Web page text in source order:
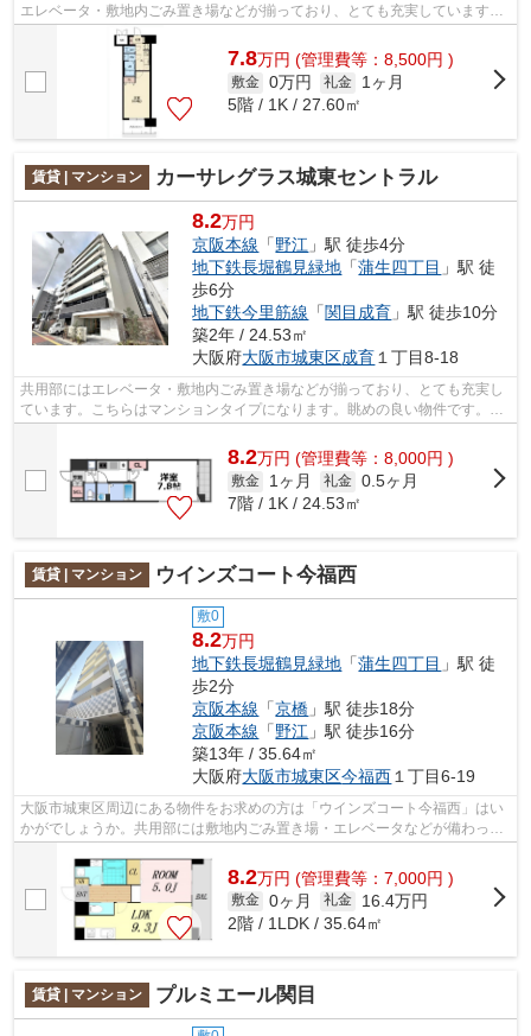
エレベータ・敷地内ごみ置き場などが揃っており、とても充実しています。
自由度が非常に高いと評判なデザイナー...
7.8万円 (管理費等：8,500円 )
敷金 0万円 礼金
1ヶ月
5階 / 1K / 27.60㎡
賃貸 | マンション カーサレグラス城東セントラル
8.2万円
京阪本線 「野江 」駅 徒歩4分
地下鉄長堀鶴見緑地 「蒲生四丁目 」駅 徒
歩6分
地下鉄今里筋線 「関目成育 」駅 徒歩10分
築2年 / 24.53㎡
大阪府大阪市城東区成育 １丁目8-18
共用部にはエレベータ・敷地内ごみ置き場などが揃っており、とても充実し
ています。こちらはマンションタイプになります。眺めの良い物件です。空
気の入れ替えができる風通しの良い物...
8.2万円 (管理費等：8,000円 )
敷金 1ヶ月 礼金 0.5ヶ月
7階 / 1K / 24.53㎡
賃貸 | マンション ウインズコート今福西
敷0
8.2万円
地下鉄長堀鶴見緑地 「蒲生四丁目 」駅 徒
歩2分
京阪本線 「京橋 」駅 徒歩18分
京阪本線 「野江 」駅 徒歩16分
築13年 / 35.64㎡
大阪府大阪市城東区今福西１丁目6-19
大阪市城東区周辺にある物件をお求めの方は「ウインズコート今福西」はい
かがでしょうか。共用部には敷地内ごみ置き場・エレベータなどが備わって
8.2万円 (管理費等：7,000円 )
敷金 0ヶ月 礼金
16.4万円
2階 / 1LDK / 35.64㎡
賃貸 | マンション プルミエール関目